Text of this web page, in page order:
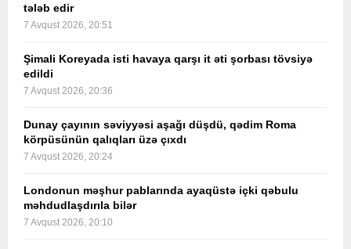
tələb edir
7 Avqust 2026, 20:51
Şimali Koreyada isti havaya qarşı it əti şorbası tövsiyə
edildi
7 Avqust 2026, 20:36
Dunay çayının səviyyəsi aşağı düşdü, qədim Roma
körpüsünün qalıqları üzə çıxdı
7 Avqust 2026, 20:24
Londonun məşhur pablarında ayaqüstə içki qəbulu
məhdudlaşdırıla bilər
7 Avqust 2026, 20:10